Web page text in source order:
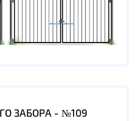
ЗАБОРА - №109